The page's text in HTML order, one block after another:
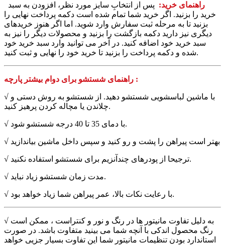
راهنمای خرید: پس از انتخابِ سایز مورد نظر، افزودن به سبد
خرید را بزنید. اگر خرید شما تمام شده است دکمه پرداخت نهایی را
بزنید تا به مرحله ثبت سفارش وارد شوید. اما اگر هنوز خریدهای
دیگری نیز دارید دکمه بازگشت را بزنید و محصولات دیگر را نیز به
سبد خرید خود اضافه کنید. در آخر می توانید وارد سبد خرید خود
شده و دکمه پرداخت را بزنید تا خرید خود را نهایی و ثبت کنید.
راهنمای شستشو برای دوام بیشتر پارچه :
√ با ماشین لباسشویی شستشو دهید. از شستشو به روش دستی و
چلاندن یا مچاله کردن پرهیز کنید.
√ با دمای 35 تا 40 درجه شستشو شود.
√ بهتر است پیراهن را پشت و رو کنید و سپس داخل ماشین بیاندازید
√ ترجیحا از پودرهای چندآنزیم برای شستشو استفاده نکنید.
√ مدت زمان شستشو زیاد نباید.
√ با رعایت نکات بالا، عمر پیراهن شما زیاد خواهد بود.
√ به دلیل تفاوت مانیتور ها در رنگ و نور و کنتراست ، ممکن است
رنگ محصول اندکی با آنچه شما می بینید متفاوت باشد. در صورت
استاندارد بودن تنظیمات مانیتور شما این تفاوت بسیار جزیی خواهد